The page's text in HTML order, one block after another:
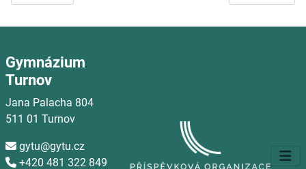
Gymnázium
Turnov
Jana Palacha 804
511 01 Turnov
 gytu@gytu.cz
 +420 481 322 849